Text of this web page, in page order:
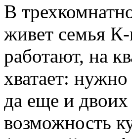
В
живет семья
работают, на
хватает:
да еще и
возможность